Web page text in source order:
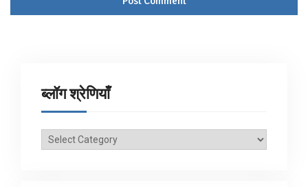
ब्लॉग श्रेणियाँ
ब्लॉग